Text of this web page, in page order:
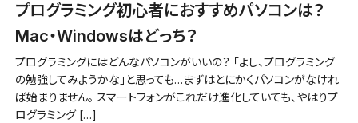
プログラミング初心者におすすめパソコンは？
Mac・Windowsはどっち？
プログラミングにはどんなパソコンがいいの？ 「よし、プログラミング
の勉強してみようかな」と思っても…まずはとにかくパソコンがなけれ
ば始まりません。 スマートフォンがこれだけ進化していても、やはりプ
ログラミング […]